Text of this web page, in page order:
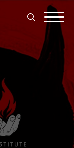
Search
for: